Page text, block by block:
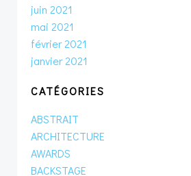
juin 2021
mai 2021
février 2021
janvier 2021
CATÉGORIES
ABSTRAIT
ARCHITECTURE
AWARDS
BACKSTAGE